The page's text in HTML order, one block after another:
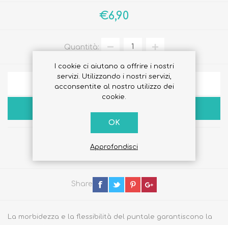
€6,90
Quantità:
AGGIUNGI ALLA LISTA DEI DESIDERI
Share
La morbidezza e la flessibilità del puntale garantiscono la
I cookie ci aiutano a offrire i nostri
servizi. Utilizzando i nostri servizi,
acconsentite al nostro utilizzo dei
cookie.
OK
Approfondisci